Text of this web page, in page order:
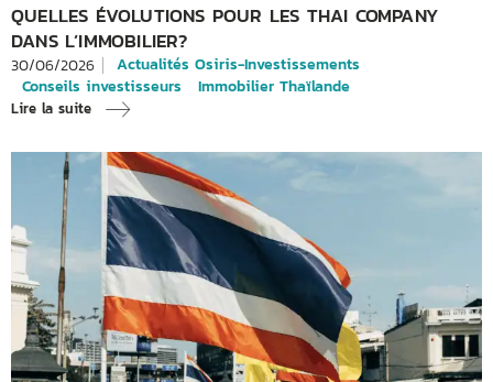
QUELLES ÉVOLUTIONS POUR LES THAI COMPANY
DANS L’IMMOBILIER?
30/06/2026
Actualités Osiris-Investissements
Conseils investisseurs
Immobilier Thaïlande
Lire la suite